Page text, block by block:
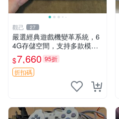
觀己 27
嚴選經典遊戲機變革系統，6
4G存儲空間，支持多款模擬
器享受懷舊樂趣 黑店版 PSV
游戲 模擬器
$7,660 95折
折扣碼